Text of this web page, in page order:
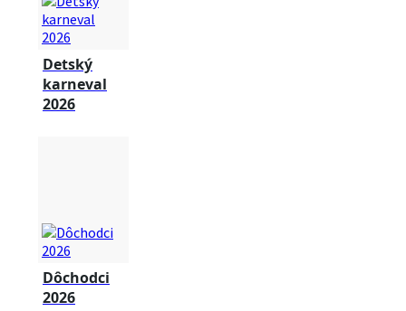
Detský
karneval
2026
Dôchodci
2026